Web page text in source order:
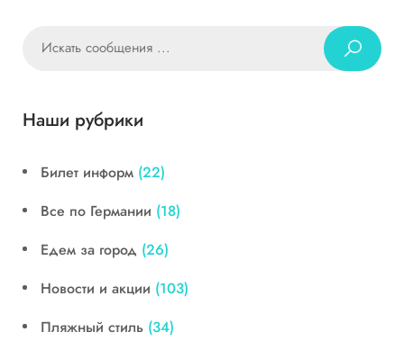
Наши рубрики
Билет информ (22)
Все по Германии (18)
Едем за город (26)
Новости и акции (103)
Пляжный стиль (34)